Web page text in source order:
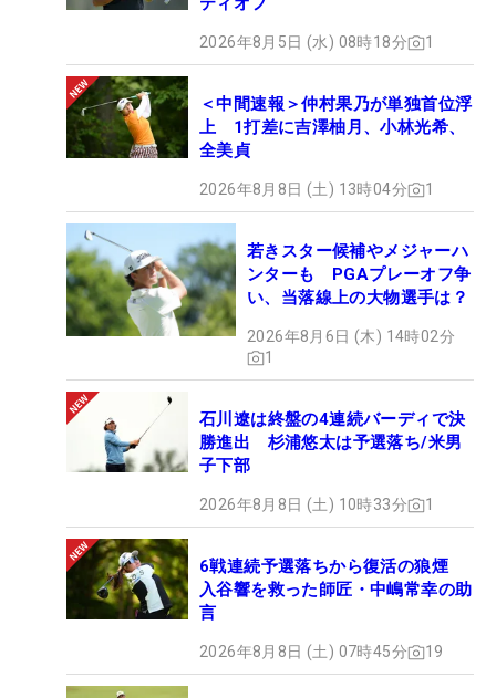
2026年8月5日 (水) 08時18分 1
＜中間速報＞仲村果乃が単独首位浮
上 1打差に吉澤柚月、小林光希、
全美貞
2026年8月8日 (土) 13時04分 1
若きスター候補やメジャーハ
ンターも PGAプレーオフ争
い、当落線上の大物選手は？
2026年8月6日 (木) 14時02分
1
石川遼は終盤の4連続バーディで決
勝進出 杉浦悠太は予選落ち/米男
子下部
2026年8月8日 (土) 10時33分 1
6戦連続予選落ちから復活の狼煙
入谷響を救った師匠・中嶋常幸の助
言
2026年8月8日 (土) 07時45分 19